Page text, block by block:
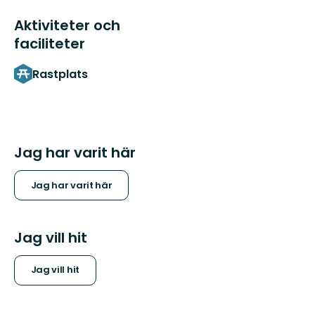
Aktiviteter och
faciliteter
Rastplats
Jag har varit här
Jag har varit här
Jag vill hit
Jag vill hit